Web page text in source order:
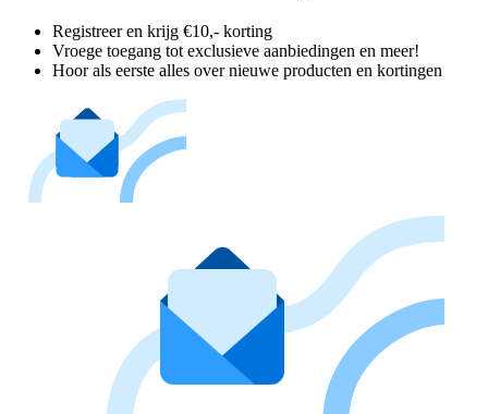
Registreer en krijg €10,- korting
Vroege toegang tot exclusieve aanbiedingen en meer!
Hoor als eerste alles over nieuwe producten en kortingen